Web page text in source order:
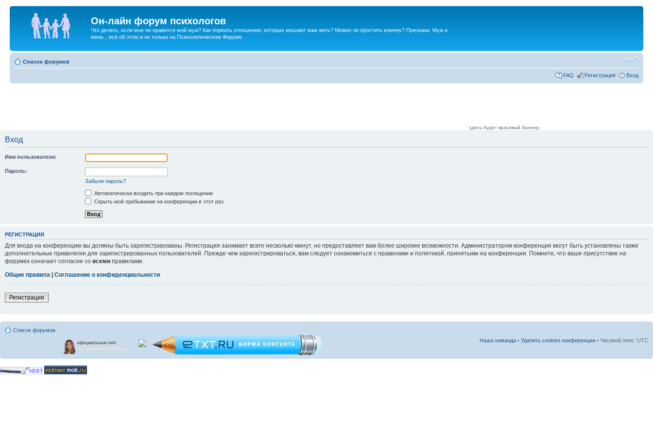
Он-лайн форум психологов
Что делать, если мне не нравится мой муж? Как порвать отношения, которые мешают вам жить? Можно ли простить измену? Признаки. Муж и
жена... всё об этом и не только на Психологическом Форуме
Список форумов
FAQ Регистрация Вход
здесь будет красивый баннер
Вход
Имя пользователя:
Пароль:
Забыли пароль?
Автоматически входить при каждом посещении
Скрыть моё пребывание на конференции в этот раз
РЕГИСТРАЦИЯ
Для входа на конференцию вы должны быть зарегистрированы. Регистрация занимает всего несколько минут, но предоставляет вам более широкие возможности. Администратором конференции могут быть установлены также
дополнительные привилегии для зарегистрированных пользователей. Прежде чем зарегистрироваться, вам следует ознакомиться с правилами и политикой, принятыми на конференции. Помните, что ваше присутствие на
форумах означает согласие со всеми правилами.
Общие правила
Соглашение о конфиденциальности
Регистрация
Список форумов
Наша команда • Удалить cookies конференции • Часовой пояс: UTC